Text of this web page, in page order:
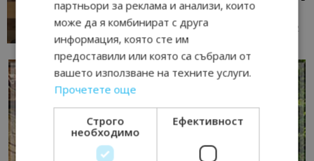
данните и липсващи...
AI Travel Economy с Елица Стоилова 13/07/2026 09:02
партньори за реклама и анализи, които
може да я комбинират с друга
информация, която сте им
предоставили или която са събрали от
вашето използване на техните услуги.
Прочетете още
Строго
необходимо
Ефективност